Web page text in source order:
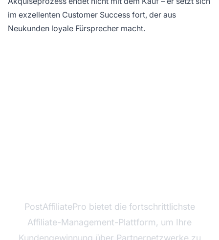
im exzellenten Customer Success fort, der aus
Neukunden loyale Fürsprecher macht.
PostAffiliatePro bietet die fortschrittlichste
Affiliate-Management-Plattform, um Ihre